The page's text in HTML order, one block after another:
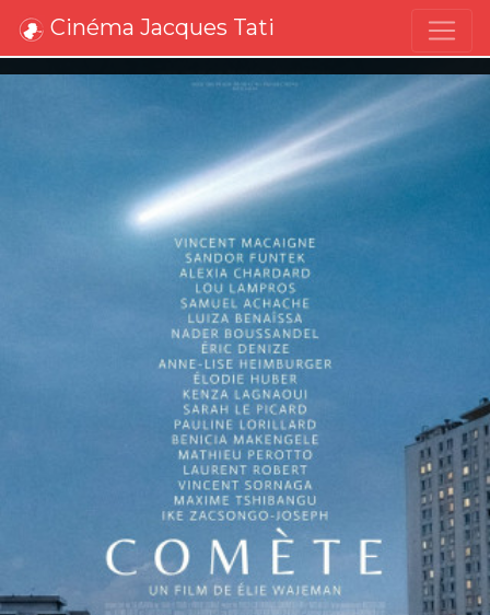
Cinéma Jacques Tati